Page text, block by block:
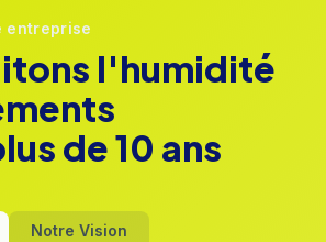
entreprise
l'humidité
de 10 ans
Notre Vision